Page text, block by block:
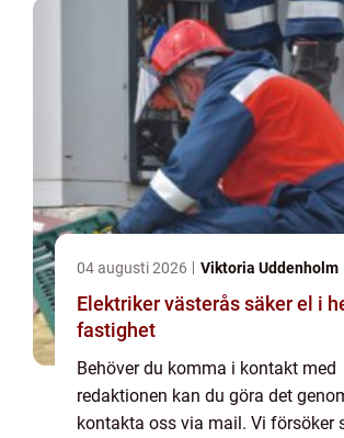
04 augusti 2026 Viktoria Uddenholm
Elektriker västerås säker el i hem och
fastighet
Behöver du komma i kontakt med
redaktionen kan du göra det
kontakta oss via mail. Vi försöker